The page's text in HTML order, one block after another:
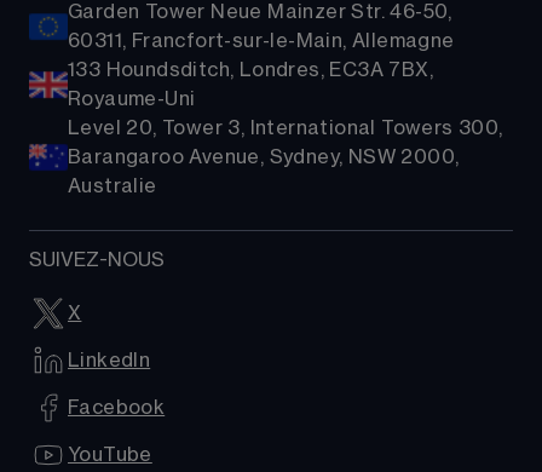
Garden Tower Neue Mainzer Str. 46-50,
60311, Francfort-sur-le-Main, Allemagne
133 Houndsditch, Londres, EC3A 7BX,
Royaume-Uni
Level 20, Tower 3, International Towers 300,
Barangaroo Avenue, Sydney, NSW 2000,
Australie
SUIVEZ-NOUS
X
LinkedIn
Facebook
YouTube